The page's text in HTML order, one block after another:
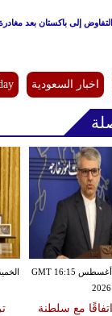
إلى باكستان بعد
اخبار السعودية
الأربعاء ,05 آب / أغسطس GMT 16:15
2026
مع سلطنة